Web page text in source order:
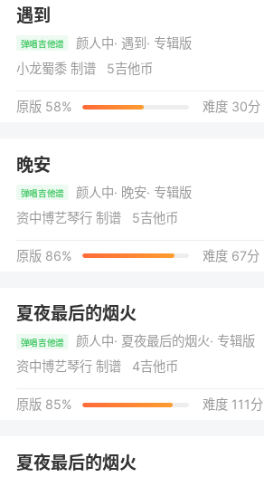
遇到
弹唱吉他谱 颜人中· 遇到 · 专辑版
小龙蜀黍 制谱 5吉他币
原版 58% 难度 30分
晚安
弹唱吉他谱 颜人中· 晚安· 专辑版
资中博艺琴行 制谱 5吉他币
原版 86% 难度 67分
夏夜最后的烟火
弹唱吉他谱 颜人中· 夏夜最后的烟火· 专辑版
资中博艺琴行 制谱 4吉他币
原版 85% 难度 111分
夏夜最后的烟火